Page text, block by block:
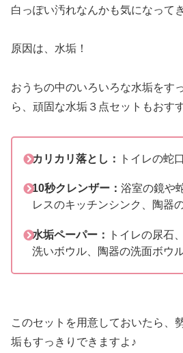
白っぽい汚れなんかも気になって
原因は、水垢！
おうちの中のいろいろな水垢をす
ら、頑固な水垢３点セットもおす
カリカリ落とし： トイレの蛇
10秒クレンザー：浴室の鏡や
レスのキッチンシンク、陶器
水垢ペーパー：
トイレの尿石
洗いボウル、陶器の洗面ボウ
このセットを用意しておいたら、
垢もすっきりできますよ♪